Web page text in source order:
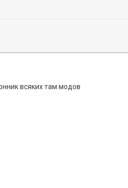
всяких там модов